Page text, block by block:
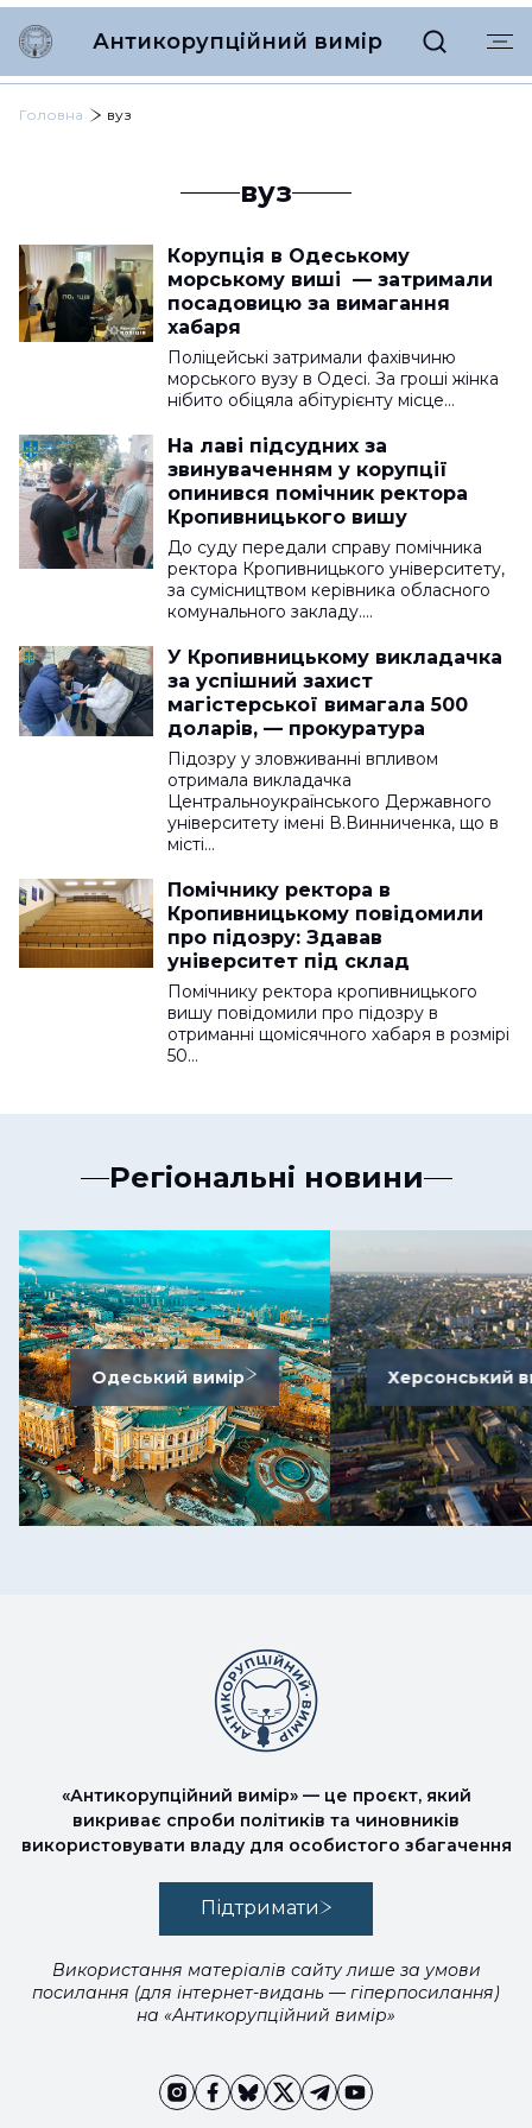
Антикорупційний вимір
Головна вуз
вуз
Корупція в Одеському
морському виші — затримали
посадовицю за вимагання
хабаря
Поліцейські затримали фахівчиню
морського вузу в Одесі. За гроші жінка
нібито обіцяла абітурієнту місце…
На лаві підсудних за
звинуваченням у корупції
опинився помічник ректора
Кропивницького вишу
До суду передали справу помічника
ректора Кропивницького університету,
за сумісництвом керівника обласного
комунального закладу.…
У Кропивницькому викладачка
за успішний захист
магістерської вимагала 500
доларів, — прокуратура
Підозру у зловживанні впливом
отримала викладачка
Центральноукраїнського Державного
університету імені В.Винниченка, що в
місті…
Помічнику ректора в
Кропивницькому повідомили
про підозру: Здавав
університет під склад
Помічнику ректора кропивницького
вишу повідомили про підозру в
отриманні щомісячного хабаря в розмірі
50…
Регіональні новини
Одеський вимір Херсонський
«Антикорупційний вимір» — це проєкт, який
викриває спроби політиків та чиновників
використовувати владу для особистого збагачення
Підтримати
Використання матеріалів сайту лише за умови
посилання (для інтернет-видань — гіперпосилання)
на «Антикорупційний вимір»